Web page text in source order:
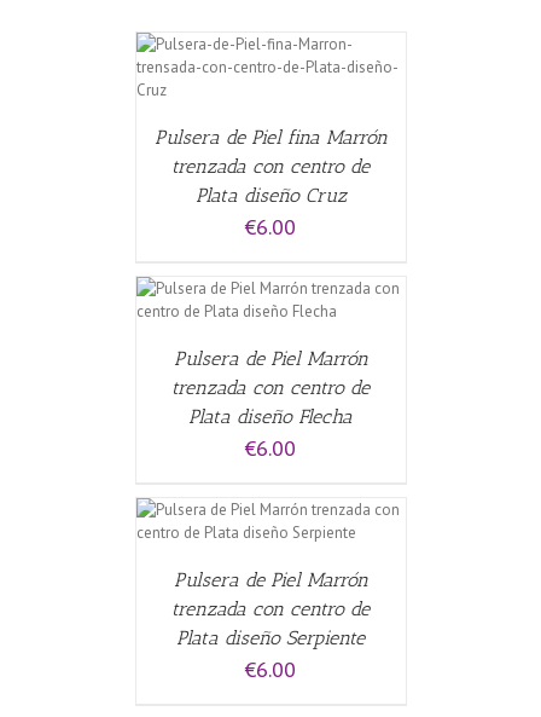
Pulsera de Piel fina Marrón
trenzada con centro de
Plata diseño Cruz
€6.00
Pulsera de Piel Marrón
trenzada con centro de
Plata diseño Flecha
€6.00
Pulsera de Piel Marrón
trenzada con centro de
Plata diseño Serpiente
€6.00